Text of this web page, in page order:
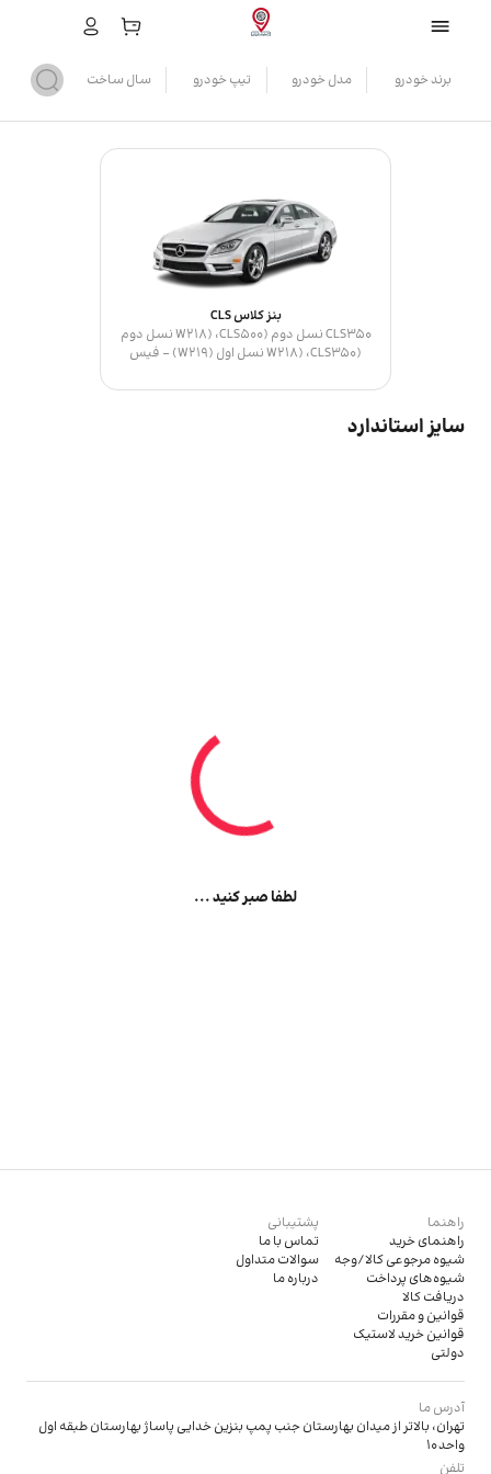
برند خودرو مدل خودرو تیپ خودرو سال ساخت
بنز کلاس CLS
CLS350 نسل دوم (W218) ،CLS500 نسل دوم
(W218) ،CLS350 نسل اول (W219) - فیس
،CLS350 نسل اول (W219)
سایز استاندارد
لطفا صبر کنید ...
راهنما
راهنمای خرید
شیوه مرجوعی کالا/وجه
شیوه‌های پرداخت
دریافت کالا
قوانین و مقررات
قوانین خرید لاستیک
دولتی
پشتیبانی
تماس با ما
سوالات متداول
درباره ما
آدرس ما
تهران، بالاتر از میدان بهارستان جنب پمپ بنزین خدایی پاساژ بهارستان طبقه اول
واحد 10
تلفن